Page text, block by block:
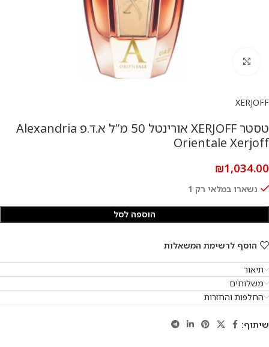
XERJOFF
טסטר XERJOFF אורינטל 50 מ”ל א.ד.פ Alexandria
Orientale Xerjoff
₪1,034.00
נשארו במלאי רק 1
הוספה לסל
הוסף לרשימת המשאלות
תיאור
משלוחים
החלפות והחזרות
שיתוף: